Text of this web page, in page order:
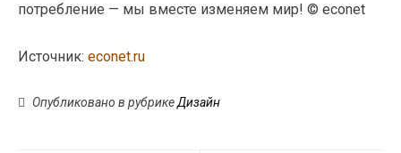
потребление — мы вместе изменяем мир! © econet
Источник: econet.ru
Опубликовано в рубрикеДизайн